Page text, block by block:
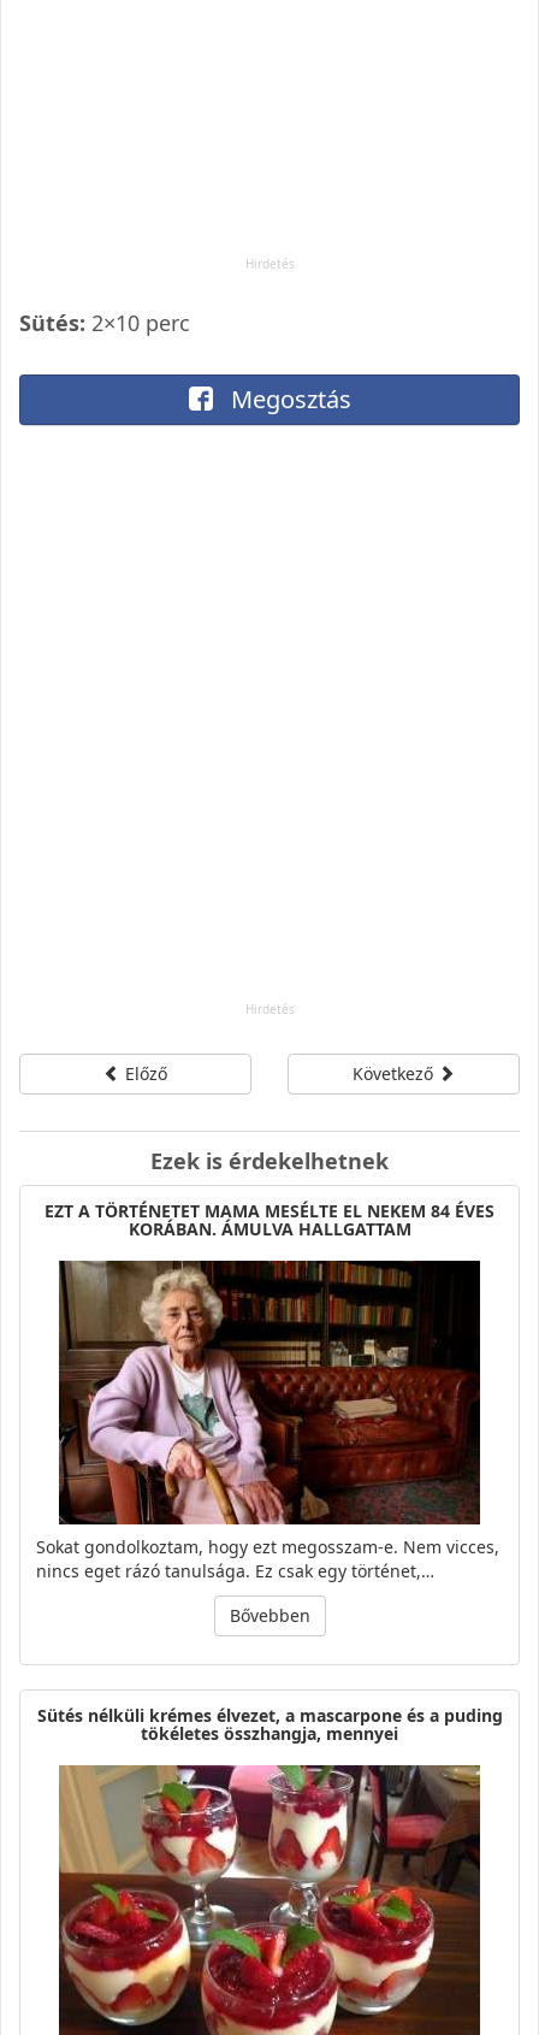
Sütés: 2×10 perc
Megosztás
Előző Következő
Ezek is érdekelhetnek
EZT A TÖRTÉNETET MAMA MESÉLTE EL NEKEM 84 ÉVES
KORÁBAN. ÁMULVA HALLGATTAM
Sokat gondolkoztam, hogy ezt megosszam-e. Nem vicces,
nincs eget rázó tanulsága. Ez csak egy történet,…
Bővebben
Sütés nélküli krémes élvezet, a mascarpone és a puding
tökéletes összhangja, mennyei